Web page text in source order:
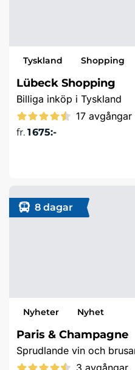
Tyskland Shopping
Lübeck Shopping
Billiga inköp i Tyskland
17 avgångar
fr. 1 675:-
8 dagar
Nyheter Nyhet
Paris & Champagne
Sprudlande vin och
3 avgångar